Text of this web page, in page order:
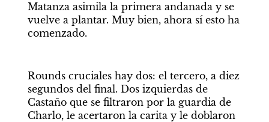
Matanza asimila la primera andanada y se
vuelve a plantar. Muy bien, ahora sí esto ha
comenzado.
Rounds cruciales hay dos: el tercero, a diez
segundos del final. Dos izquierdas de
Castaño que se filtraron por la guardia de
Charlo, le acertaron la carita y le doblaron